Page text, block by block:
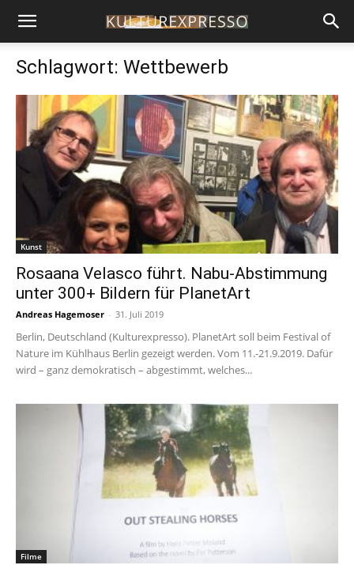
Schlagwort: Wettbewerb
Kunst
Rosaana Velasco führt. Nabu-Abstimmung
unter 300+ Bildern für PlanetArt
Andreas Hagemoser - 31. Juli 2019
Berlin, Deutschland (Kulturexpresso). PlanetArt soll beim Festival of
Nature im Kühlhaus Berlin gezeigt werden. Vom 11.-21.9.2019. Dafür
wird – ganz demokratisch – abgestimmt, welches...
Filme